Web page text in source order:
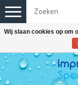
Toggle
navigation
Wij slaan cookies op om